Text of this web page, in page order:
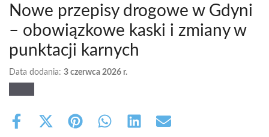
Nowe przepisy drogowe w Gdyni
– obowiązkowe kaski i zmiany w
punktacji karnych
Data dodania: 3 czerwca 2026 r.
Share
Share Share Share Share Share